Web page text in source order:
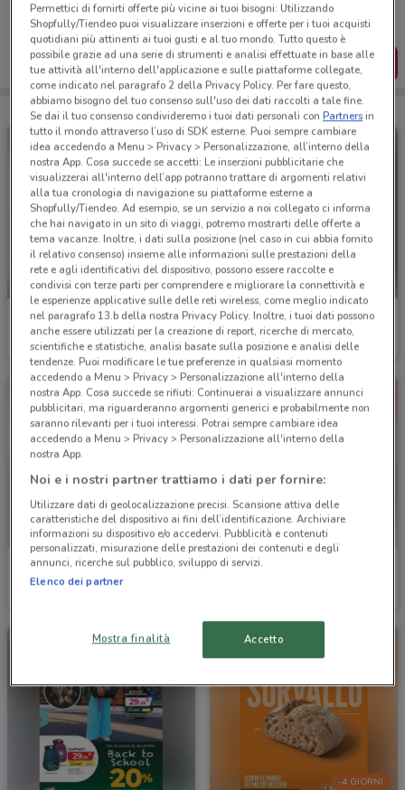
salvarle e creare la tua lista del risparmio, comodamente
dal tuo cellulare.
SCARICA L’APP
-4 GIORNI
Conad City
Scade mercoledì 348 m
Toys Center
Scade il 31/12
Bimbo Store Dpiu
-4 GIORNI
Permettici di fornirti offerte più vicine ai tuoi bisogni: Utilizzando
Shopfully/Tiendeo puoi visualizzare inserzioni e offerte per i tuoi acquisti
quotidiani più attinenti ai tuoi gusti e al tuo mondo. Tutto questo è
possibile grazie ad una serie di strumenti e analisi effettuate in base alle
tue attività all'interno dell'applicazione e sulle piattaforme collegate,
come indicato nel paragrafo 2 della Privacy Policy. Per fare questo,
abbiamo bisogno del tuo consenso sull'uso dei dati raccolti a tale fine.
Se dai il tuo consenso condivideremo i tuoi dati personali conPartnersin
tutto il mondo attraverso l’uso di SDK esterne. Puoi sempre cambiare
idea accedendo a Menu > Privacy > Personalizzazione, all’interno della
nostra App. Cosa succede se accetti: Le inserzioni pubblicitarie che
visualizzerai all'interno dell’app potranno trattare di argomenti relativi
alla tua cronologia di navigazione su piattaforme esterne a
Shopfully/Tiendeo. Ad esempio, se un servizio a noi collegato ci informa
che hai navigato in un sito di viaggi, potremo mostrarti delle offerte a
tema vacanze. Inoltre, i dati sulla posizione (nel caso in cui abbia fornito
il relativo consenso) insieme alle informazioni sulle prestazioni della
rete e agli identificativi del dispositivo, possono essere raccolte e
condivisi con terze parti per comprendere e migliorare la connettività e
le esperienze applicative sulle delle reti wireless, come meglio indicato
nel paragrafo 13.b della nostra Privacy Policy. Inoltre, i tuoi dati possono
anche essere utilizzati per la creazione di report, ricerche di mercato,
scientifiche e statistiche, analisi basate sulla posizione e analisi delle
tendenze. Puoi modificare le tue preferenze in qualsiasi momento
accedendo a Menu > Privacy > Personalizzazione all'interno della
nostra App. Cosa succede se rifiuti: Continuerai a visualizzare annunci
pubblicitari, ma riguarderanno argomenti generici e probabilmente non
saranno rilevanti per i tuoi interessi. Potrai sempre cambiare idea
accedendo a Menu > Privacy > Personalizzazione all'interno della
nostra App.
Noi e i nostri partner trattiamo i dati per fornire:
Utilizzare dati di geolocalizzazione precisi. Scansione attiva delle
caratteristiche del dispositivo ai fini dell’identificazione. Archiviare
informazioni su dispositivo e/o accedervi. Pubblicità e contenuti
personalizzati, misurazione delle prestazioni dei contenuti e degli
annunci, ricerche sul pubblico, sviluppo di servizi.
Elenco dei partner
Mostra finalità Accetto